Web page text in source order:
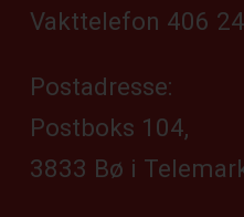
Vakttelefon 406
Postadresse:
Postboks 104,
3833 Bø i